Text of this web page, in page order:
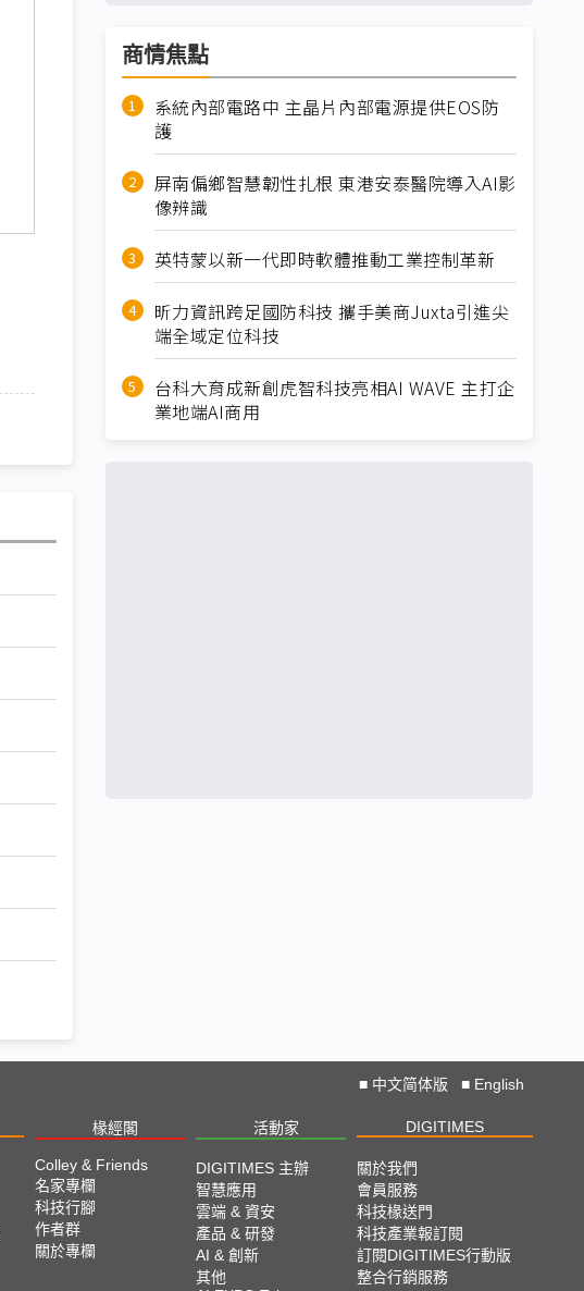
商情焦點
系統內部電路中 主晶片內部電源提供EOS防
護
屏南偏鄉智慧韌性扎根 東港安泰醫院導入AI影
像辨識
英特蒙以新一代即時軟體推動工業控制革新
昕力資訊跨足國防科技 攜手美商Juxta引進尖
端全域定位科技
台科大育成新創虎智科技亮相AI WAVE 主打企
業地端AI商用
■ 中文简体版 ■ English
椽經閣 活動家 DIGITIMES
Colley & Friends
名家專欄
科技行腳
作者群
關於專欄
DIGITIMES 主辦
智慧應用
雲端 & 資安
產品 & 研發
AI & 創新
其他
關於我們
會員服務
科技椽送門
科技產業報訂閱
訂閱DIGITIMES行動版
整合行銷服務